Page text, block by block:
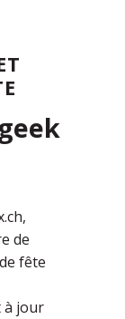
geek
de
fête
à jour